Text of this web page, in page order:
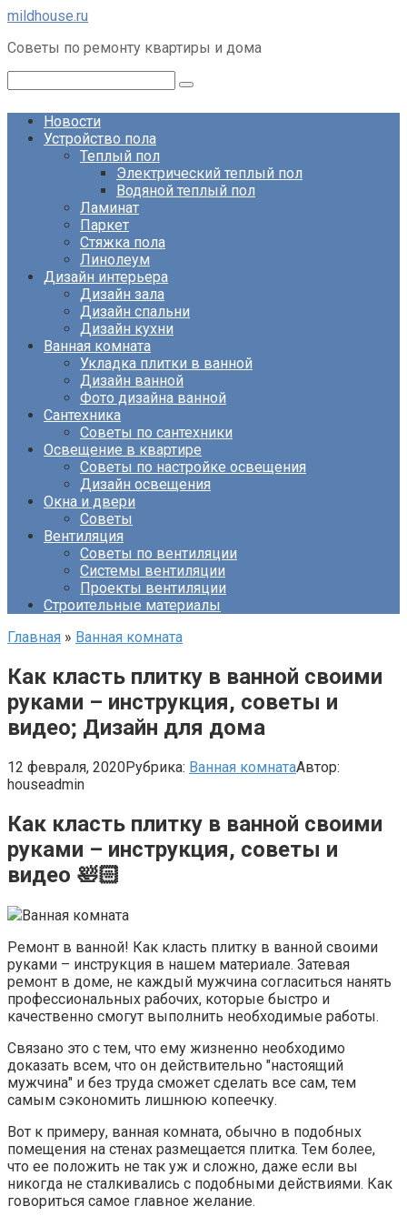
Перейти
контенту
mildhouse.ru
Советы по ремонту квартиры и дома
Новости
Устройство пола
Теплый пол
Электрический теплый пол
Водяной теплый пол
Ламинат
Паркет
Стяжка пола
Линолеум
Дизайн интерьера
Дизайн зала
Дизайн спальни
Дизайн кухни
Ванная комната
Укладка плитки в ванной
Дизайн ванной
Фото дизайна ванной
Сантехника
Советы по сантехники
Освещение в квартире
Советы по настройке освещения
Дизайн освещения
Окна и двери
Советы
Вентиляция
Советы по вентиляции
Системы вентиляции
Проекты вентиляции
Строительные материалы
Главная » Ванная комната
Как класть плитку в ванной своими
руками – инструкция, советы и
видео; Дизайн для дома
12 февраля, 2020Рубрика: Ванная комнатаАвтор:
houseadmin
Как класть плитку в ванной своими
руками – инструкция, советы и
видео 🛀🏻
Ванная комната
Ремонт в ванной! Как класть плитку в ванной своими
руками – инструкция в нашем материале. Затевая
ремонт в доме, не каждый мужчина согласиться нанять
профессиональных рабочих, которые быстро и
качественно смогут выполнить необходимые работы.
Связано это с тем, что ему жизненно необходимо
доказать всем, что он действительно "настоящий
мужчина" и без труда сможет сделать все сам, тем
самым сэкономить лишнюю копеечку.
Вот к примеру, ванная комната, обычно в подобных
помещения на стенах размещается плитка. Тем более,
что ее положить не так уж и сложно, даже если вы
никогда не сталкивались с подобными действиями. Как
говориться самое главное желание.